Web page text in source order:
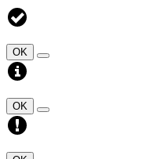
OK
OK